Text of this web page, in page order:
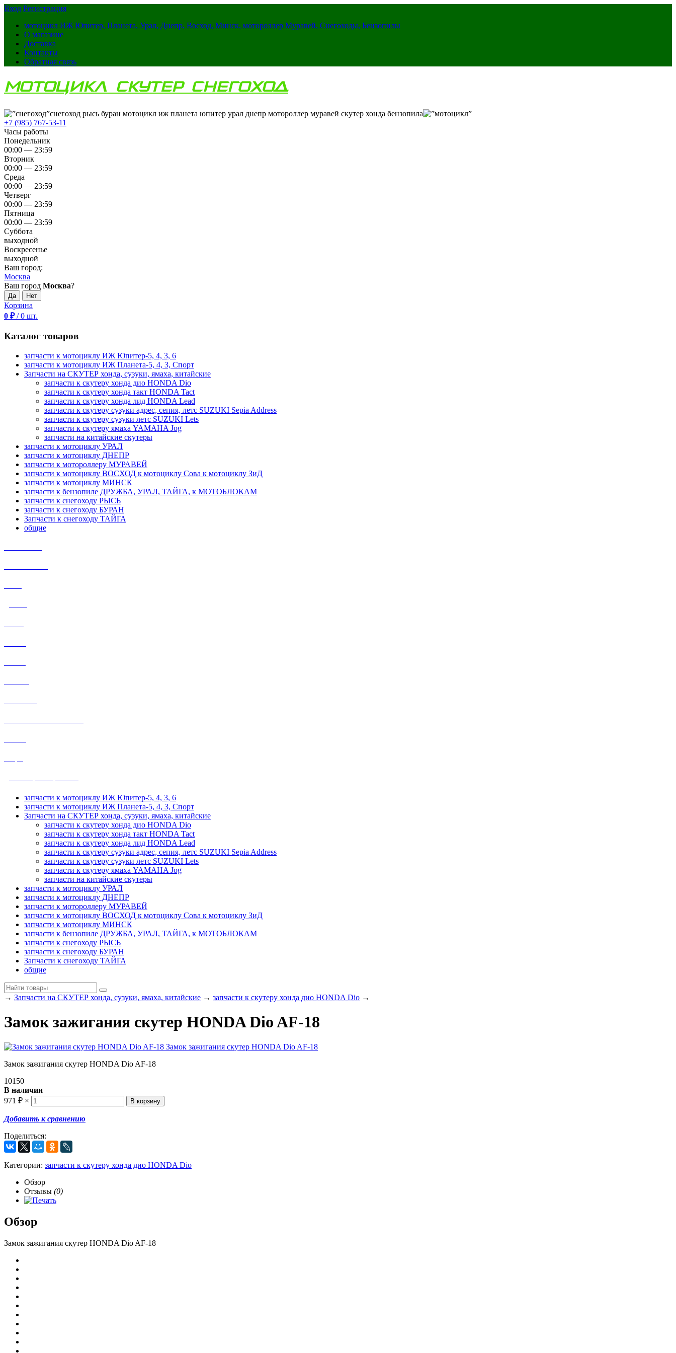
Вход Регистрация
мотоцикл ИЖ Юпитер, Планета, Урал, Днепр, Восход, Минск, мотороллер Муравей, Снегоходы, Бензопилы
О магазине
Доставка
Контакты
Обратная связь
МОТОЦИКЛ СКУТЕР СНЕГОХОД
снегоход рысь буран мотоцикл иж планета юпитер урал днепр мотороллер муравей скутер хонда бензопила
+7 (985) 767-53-11
Часы работы
Понедельник
00:00 — 23:59
Вторник
00:00 — 23:59
Среда
00:00 — 23:59
Четверг
00:00 — 23:59
Пятница
00:00 — 23:59
Суббота
выходной
Воскресенье
выходной
Ваш город:
Москва
Ваш город Москва?
Корзина
0 ₽ /0 шт.
Каталог товаров
запчасти к мотоциклу ИЖ Юпитер-5, 4, 3, 6
запчасти к мотоциклу ИЖ Планета-5, 4, 3, Спорт
Запчасти на СКУТЕР хонда, сузуки, ямаха, китайские
запчасти к скутеру хонда дио HONDA Dio
запчасти к скутеру хонда такт HONDA Tact
запчасти к скутеру хонда лид HONDA Lead
запчасти к скутеру сузуки адрес, сепия, летс SUZUKI Sepia Address
запчасти к скутеру сузуки летс SUZUKI Lets
запчасти к скутеру ямаха YAMAHA Jog
запчасти на китайские скутеры
запчасти к мотоциклу УРАЛ
запчасти к мотоциклу ДНЕПР
запчасти к мотороллеру МУРАВЕЙ
запчасти к мотоциклу ВОСХОД к мотоциклу Сова к мотоциклу ЗиД
запчасти к мотоциклу МИНСК
запчасти к бензопиле ДРУЖБА, УРАЛ, ТАЙГА, к МОТОБЛОКАМ
запчасти к снегоходу РЫСЬ
запчасти к снегоходу БУРАН
Запчасти к снегоходу ТАЙГА
общие
запчасти к мотоциклу ИЖ Юпитер-5, 4, 3, 6
запчасти к мотоциклу ИЖ Планета-5, 4, 3, Спорт
Запчасти на СКУТЕР хонда, сузуки, ямаха, китайские
запчасти к скутеру хонда дио HONDA Dio
запчасти к скутеру хонда такт HONDA Tact
запчасти к скутеру хонда лид HONDA Lead
запчасти к скутеру сузуки адрес, сепия, летс SUZUKI Sepia Address
запчасти к скутеру сузуки летс SUZUKI Lets
запчасти к скутеру ямаха YAMAHA Jog
запчасти на китайские скутеры
запчасти к мотоциклу УРАЛ
запчасти к мотоциклу ДНЕПР
запчасти к мотороллеру МУРАВЕЙ
запчасти к мотоциклу ВОСХОД к мотоциклу Сова к мотоциклу ЗиД
запчасти к мотоциклу МИНСК
запчасти к бензопиле ДРУЖБА, УРАЛ, ТАЙГА, к МОТОБЛОКАМ
запчасти к снегоходу РЫСЬ
запчасти к снегоходу БУРАН
Запчасти к снегоходу ТАЙГА
общие
→ Запчасти на СКУТЕР хонда, сузуки, ямаха, китайские → запчасти к скутеру хонда дио HONDA Dio →
Замок зажигания скутер HONDA Dio AF-18
Замок зажигания скутер HONDA Dio AF-18
10150
В наличии
971 ₽ ×
Добавить к сравнению
Поделиться:
Категории: запчасти к скутеру хонда дио HONDA Dio
Обзор
Отзывы (0)
Обзор
Замок зажигания скутер HONDA Dio AF-18